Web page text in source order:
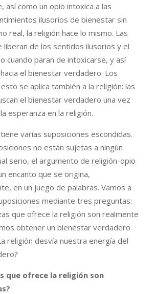
así como un opio intoxica a las
ilusorios de bienestar sin
real, la religión hace lo mismo. Las
liberan de los sentidos ilusorios y el
cuando paran de intoxicarse, y así
el bienestar verdadero. Los
se aplica también a la religión: las
el bienestar verdadero una vez
esperanza en la religión.
varias suposiciones escondidas.
no están sujetas a ningún
serio, el argumento de religión-opio
encanto que se origina,
en un juego de palabras. Vamos a
mediante tres preguntas:
que ofrece la religión son realmente
obtener un bienestar verdadero
religión desvía nuestra energía del
que ofrece la religión son